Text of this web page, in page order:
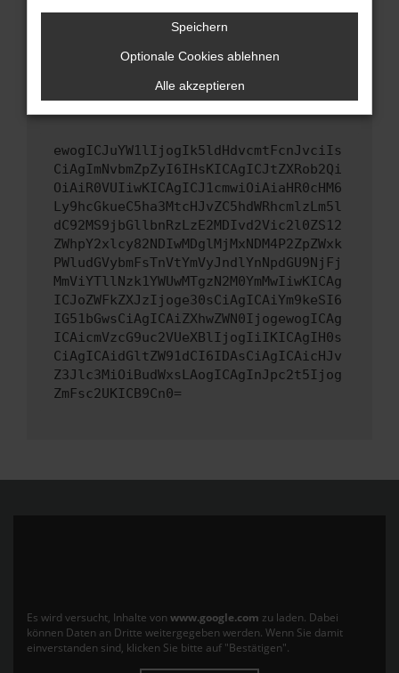
Wende dich an den Webseitenbetreiber.
Wenn du alle oben genannten Schritte versucht
hast, kontaktiere uns bitte. Wir werden
versuchen, das Problem zu beheben. Du kannst
uns diesen Text schicken, um uns bei der
ewogICJuYW1lIjogIk5ldHdvcmtFcnJvciIs
CiAgImNvbmZpZyI6IHsKICAgICJtZXRob2Qi
OiAiR0VUIiwKICAgICJ1cmwiOiAiaHR0cHM6
Ly9hcGkueC5ha3MtcHJvZC5hdWRhcmlzLm5l
dC92MS9jbGllbnRzLzE2MDIvd2Vic2l0ZS12
ZWhpY2xlcy82NDIwMDglMjMxNDM4P2ZpZWxk
PWludGVybmFsTnVtYmVyJndlYnNpdGU9NjFj
MmViYTllNzk1YWUwMTgzN2M0YmMwIiwKICAg
ICJoZWFkZXJzIjoge30sCiAgICAiYm9keSI6
IG51bGwsCiAgICAiZXhwZWN0IjogewogICAg
ICAicmVzcG9uc2VUeXBlIjogIiIKICAgIH0s
CiAgICAidGltZW91dCI6IDAsCiAgICAicHJv
Z3Jlc3MiOiBudWxsLAogICAgInJpc2t5Ijog
ZmFsc2UKICB9Cn0=
Es wird versucht, Inhalte von www.google.com zu laden. Dabei
können Daten an Dritte weitergegeben werden. Wenn Sie damit
einverstanden sind, klicken Sie bitte auf "Bestätigen".
Speichern
Optionale Cookies ablehnen
Alle akzeptieren